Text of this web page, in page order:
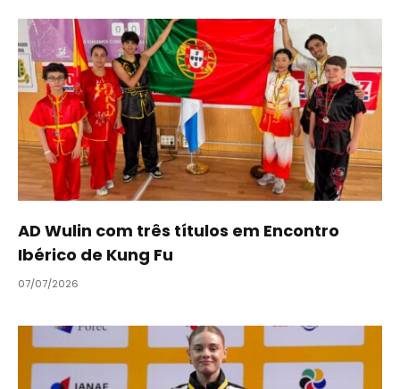
AD Wulin com três títulos em Encontro
Ibérico de Kung Fu
07/07/2026